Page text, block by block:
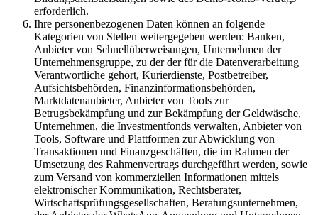
erforderlich.
Ihre personenbezogenen Daten können an folgende
Kategorien von Stellen weitergegeben werden: Banken,
Anbieter von Schnellüberweisungen, Unternehmen der
Unternehmensgruppe, zu der der für die Datenverarbeitung
Verantwortliche gehört, Kurierdienste, Postbetreiber,
Aufsichtsbehörden, Finanzinformationsbehörden,
Marktdatenanbieter, Anbieter von Tools zur
Betrugsbekämpfung und zur Bekämpfung der Geldwäsche,
Unternehmen, die Investmentfonds verwalten, Anbieter von
Tools, Software und Plattformen zur Abwicklung von
Transaktionen und Finanzgeschäften, die im Rahmen der
Umsetzung des Rahmenvertrags durchgeführt werden, sowie
zum Versand von kommerziellen Informationen mittels
elektronischer Kommunikation, Rechtsberater,
Wirtschaftsprüfungsgesellschaften, Beratungsunternehmen,